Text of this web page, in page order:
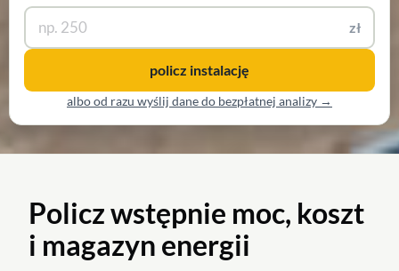
zł
policz instalację
albo od razu wyślij dane do bezpłatnej analizy →
Policz wstępnie moc, koszt
i magazyn energii